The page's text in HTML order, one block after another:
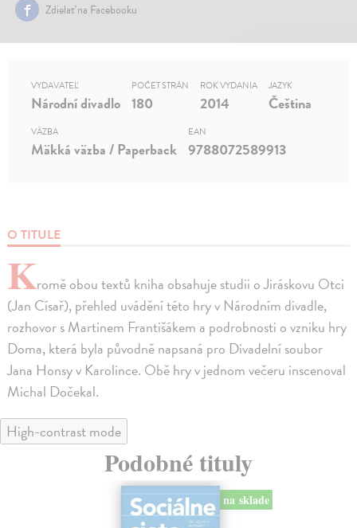
Zdielať na Facebooku
O TITULE
Kromě obou textů kniha obsahuje studii o Jiráskovu Otci
(Jan Císař), přehled uvádění této hry v Národním divadle,
rozhovor s Martinem Františákem a podrobnosti o vzniku hry
Doma, která byla původně napsaná pro Divadelní soubor
Jana Honsy v Karolince. Obě hry v jednom večeru inscenoval
Michal Dočekal.
VYDAVATEĽ
Národní divadlo
POČET STRÁN
180
ROK VYDANIA
2014
JAZYK
Čeština
VÄZBA
Mäkká väzba / Paperback
EAN
9788072589913
High-contrast mode
Podobné tituly
na sklade